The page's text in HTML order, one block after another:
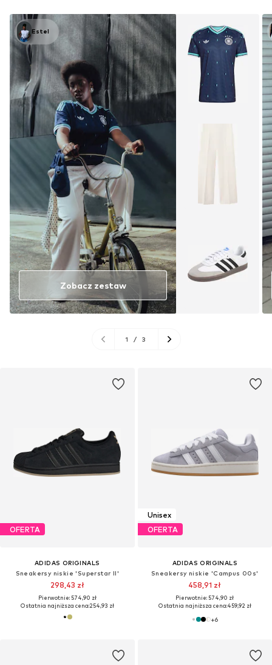
Estel
Zobacz zestaw
1 / 3
OFERTA
ADIDAS ORIGINALS
Sneakersy niskie 'Superstar II'
298,43 zł
Pierwotnie: 574,90 zł
Ostatnia najniższa cena:254,93 zł
Unisex
OFERTA
ADIDAS ORIGINALS
Sneakersy niskie 'Campus 00s'
458,91 zł
Pierwotnie: 574,90 zł
Ostatnia najniższa cena:459,92 zł
+6